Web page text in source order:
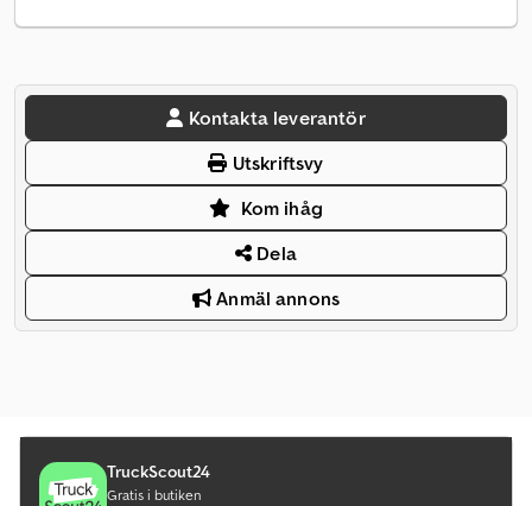
Kontakta leverantör
Utskriftsvy
Kom ihåg
Dela
Anmäl annons
TruckScout24
Gratis i butiken